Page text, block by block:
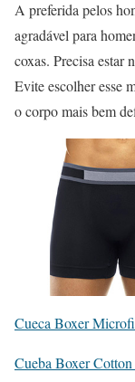
A preferida pelos
agradável para
coxas. Precisa estar
Evite escolher esse
o corpo mais bem
Cueca Boxer
Cueba Boxer